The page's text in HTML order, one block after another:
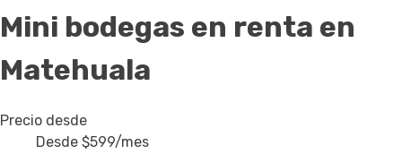
Mini bodegas en renta en
Matehuala
Precio desde
Desde $599/mes